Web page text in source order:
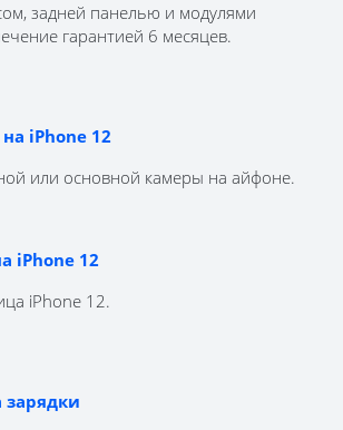
задней панелью и модулями
гарантией 6 месяцев.
iPhone 12
или основной камеры на айфоне.
iPhone 12
iPhone 12.